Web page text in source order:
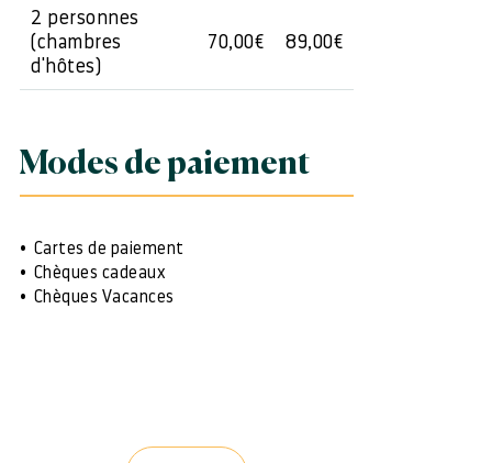
2 personnes
(chambres
d'hôtes)
70,00€ 89,00€
Modes de paiement
Cartes de paiement
Chèques cadeaux
Chèques Vacances